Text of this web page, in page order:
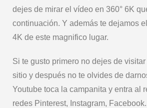
dejes de mirar el vídeo en 360° 6K
continuación. Y además te dejamos
4K de este magnifico lugar.
Si te gusto primero no dejes de
sitio y después no te olvides de
Youtube toca la campanita y entra al
redes Pinterest, Instagram,